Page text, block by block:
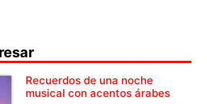
Recuerdos de una noche
musical con acentos árabes